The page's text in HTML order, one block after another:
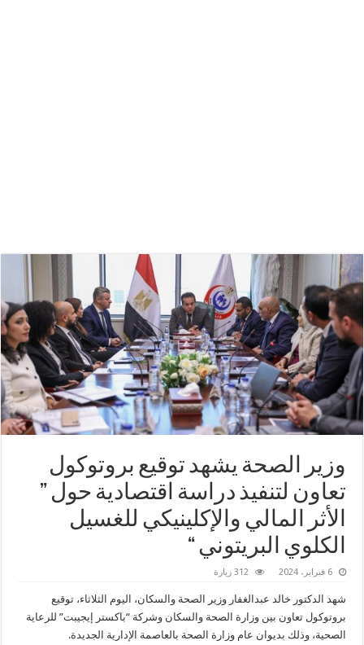
وزير الصحة يشهد توقيع بروتوكول
تعاون لتنفيذ دراسة اقتصادية حول ”
الأثر المالي والإكلينيكي للغسيل
الكلوي البريتوني “
6 فبراير، 2024 312 زيارة
شهد الدكتور خالد عبدالغفار وزير الصحة والسكان، اليوم الثلاثاء، توقيع
بروتوكول تعاون بين وزارة الصحة والسكان وشركة “باكستر إيجيبت” للرعاية
الصحية، وذلك بديوان عام وزارة الصحة بالعاصمة الإدارية الجديدة.